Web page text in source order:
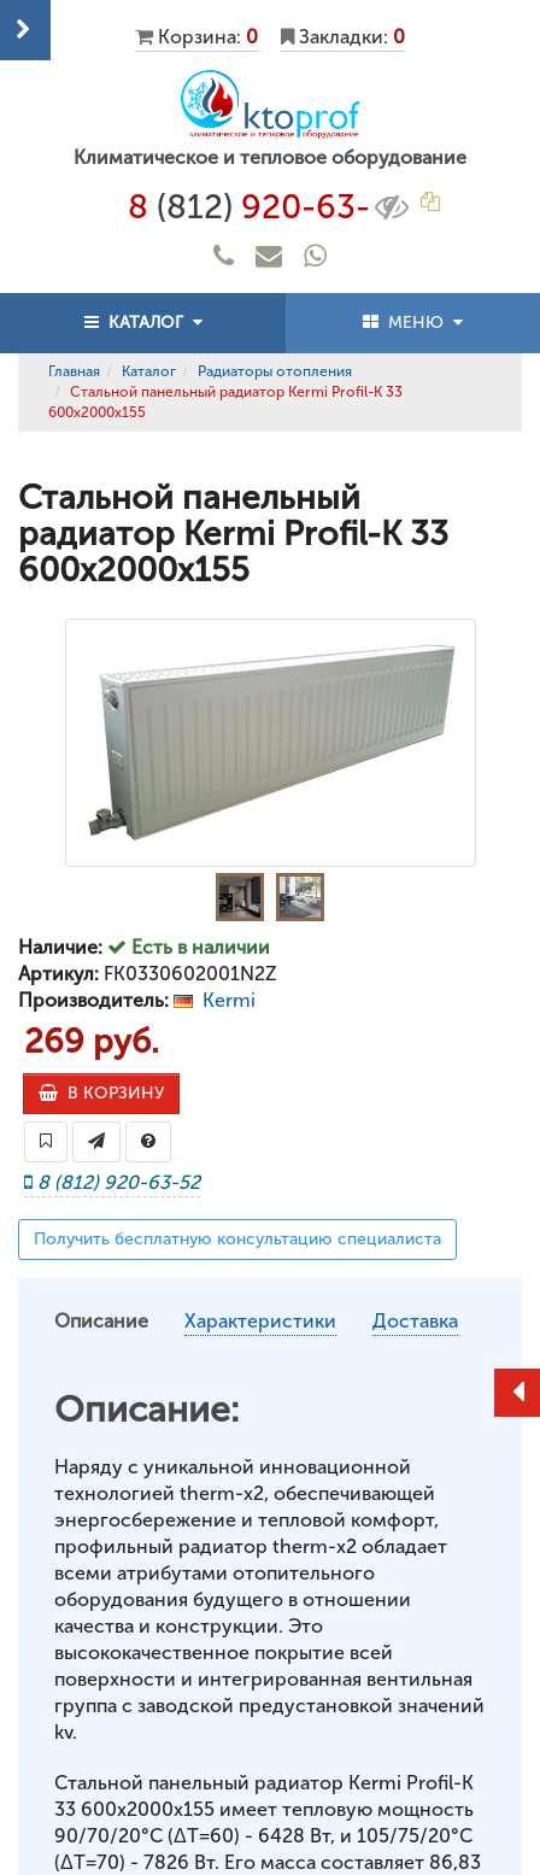
Корзина: 0 Закладки: 0
Климатическое и тепловое оборудование
8 (812) 920-63-
КАТАЛОГ МЕНЮ
Главная Каталог
Радиаторы отопления
Стальной панельный радиатор Kermi Profil-K 33
600x2000x155
Стальной панельный
радиатор Kermi Profil-K 33
600x2000x155
Наличие:
Есть в наличии
Артикул: FK0330602001N2Z
Производитель:
Kermi
269 руб.
В КОРЗИНУ
8 (812) 920-63-52
Получить бесплатную консультацию специалиста
Описание Характеристики Доставка
Описание:
Наряду с уникальной инновационной
технологией therm-x2, обеспечивающей
энергосбережение и тепловой комфорт,
профильный радиатор therm-x2 обладает
всеми атрибутами отопительного
оборудования будущего в отношении
качества и конструкции. Это
высококачественное покрытие всей
поверхности и интегрированная вентильная
группа с заводской предустановкой значений
kv.
Стальной панельный радиатор Kermi Profil-K
33 600x2000x155 имеет тепловую мощность
90/70/20°С (ΔT=60) - 6428 Вт, и 105/75/20°С
(ΔT=70) - 7826 Вт. Его масса составляет 86,83